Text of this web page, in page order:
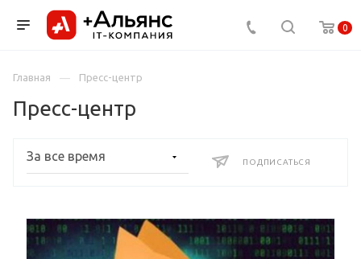
0
Главная Пресс-центр
Пресс-центр
ПОДПИСАТЬСЯ